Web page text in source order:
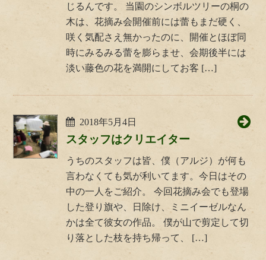
じるんです。 当園のシンボルツリーの桐の
木は、花摘み会開催前には蕾もまだ硬く、
咲く気配さえ無かったのに、開催とほぼ同
時にみるみる蕾を膨らませ、会期後半には
淡い藤色の花を満開にしてお客 […]
2018年5月4日
スタッフはクリエイター
うちのスタッフは皆、僕（アルジ）が何も
言わなくても気が利いてます。今日はその
中の一人をご紹介。 今回花摘み会でも登場
した登り旗や、日除け、ミニイーゼルなん
かは全て彼女の作品。 僕が山で剪定して切
り落とした枝を持ち帰って、 […]